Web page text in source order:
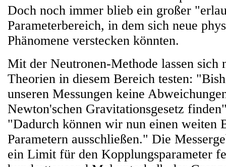
Doch noch immer blieb ein großer
Parameterbereich, in dem sich neue
Phänomene verstecken könnten.
Mit der Neutronen-Methode lassen sich
Theorien in diesem Bereich testen:
unseren Messungen keine
Newton'schen Gravitationsgesetz
"Dadurch können wir nun einen weiten
Parametern ausschließen." Die
ein Limit für den Kopplungsparameter